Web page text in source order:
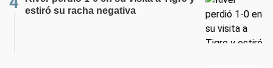
estiró su racha negativa